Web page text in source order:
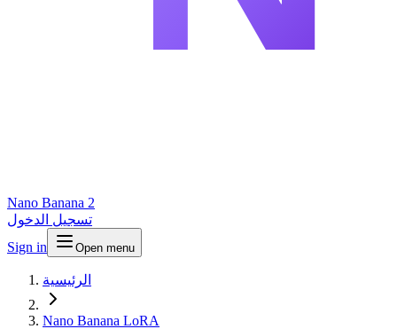
Nano Banana 2
تسجيل الدخول
Sign in
Open menu
الرئيسية
Nano Banana LoRA